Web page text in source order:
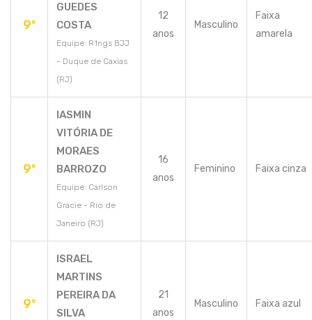
9º
GUEDES
COSTA
Equipe: R1ngs BJJ
- Duque de Caxias
(RJ)
12
anos
Masculino
Faixa
amarela
9º
IASMIN
VITÓRIA DE
MORAES
BARROZO
Equipe: Carlson
Gracie - Rio de
Janeiro (RJ)
16
anos
Feminino Faixa cinza
9º
ISRAEL
MARTINS
PEREIRA DA
SILVA
21
anos
Masculino Faixa azul